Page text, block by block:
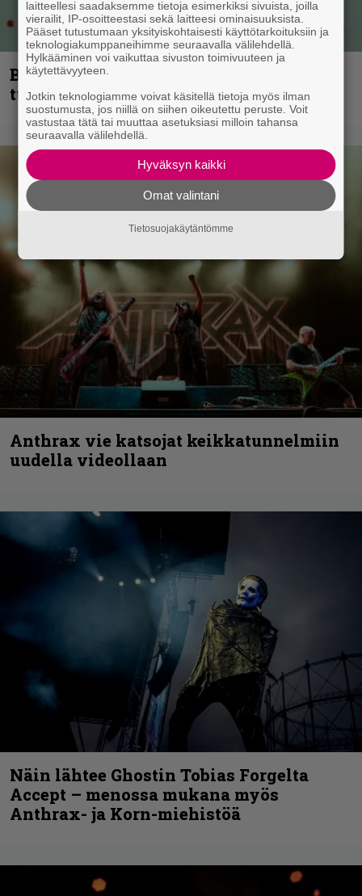
Blind Channel palaa rytinällä –
tuplasingle videoineen julki
Anthrax vie katsojat keikkatunnelmiin
uudella videollaan
Näin lähtee Ghostin Tobias Forgelta
Accept – menossa mukana myös
Anthrax- ja Korn-miehistöä
laitteellesi saadaksemme tietoja esimerkiksi sivuista, joilla
vierailit, IP-osoitteestasi sekä laitteesi ominaisuuksista.
Pääset tutustumaan yksityiskohtaisesti käyttötarkoituksiin ja
teknologiakumppaneihimme seuraavalla välilehdellä.
Hylkääminen voi vaikuttaa sivuston toimivuuteen ja
käytettävyyteen.
Jotkin teknologiamme voivat käsitellä tietoja myös ilman
suostumusta, jos niillä on siihen oikeutettu peruste. Voit
vastustaa tätä tai muuttaa asetuksiasi milloin tahansa
seuraavalla välilehdellä.
Hyväksyn kaikki
Omat valintani
Tietosuojakäytäntömme